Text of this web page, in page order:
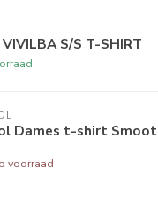
S/S T-SHIRT
Dames t-shirt
voorraad